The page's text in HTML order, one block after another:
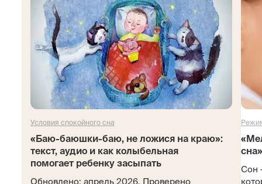
Условия спокойного сна
«Баю-баюшки-баю, не ложися на краю»:
текст, аудио и как колыбельная
помогает ребенку засыпать
Обновлено: апрель 2026. Проверено
Сон